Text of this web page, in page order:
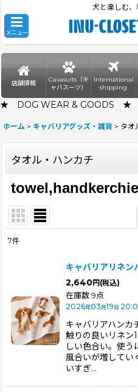
犬と楽しむ、
メニュー
店舗情報
Cavasuits（キ
ャバスーツ）
International
shipping
★ DOG WEAR & GOODS ★
ホーム > キャバリアグッズ・雑貨 > タオ
タオル・ハンカチ
絞
7件
キャバリアリネン
2,640円 (税込)
在庫数 9点
2026年03月19日
キャバリアハンカ
触りの良いリネン
しい色合い。使う
風合いが増してい
いすぎ…